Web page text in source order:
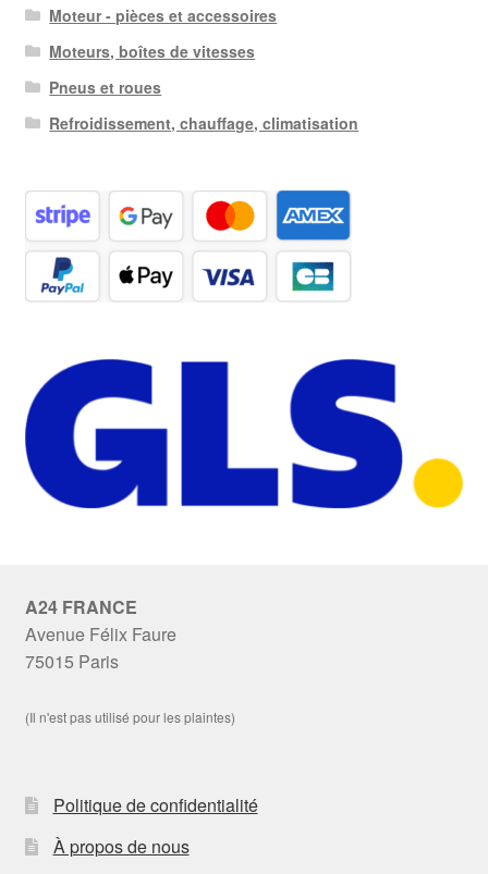
Moteur - pièces et accessoires
Moteurs, boîtes de vitesses
Pneus et roues
Refroidissement, chauffage, climatisation
A24 FRANCE
Avenue Félix Faure
75015 Paris
(Il n'est pas utilisé pour les plaintes)
Politique de confidentialité
À propos de nous